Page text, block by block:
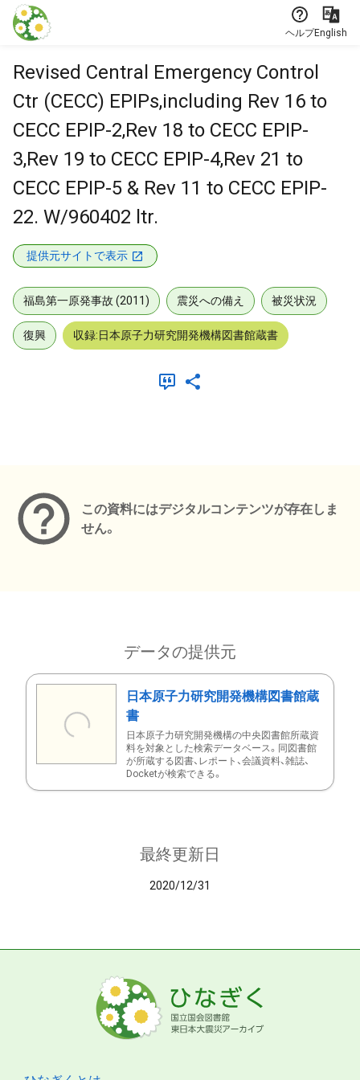
本文に飛ぶ
ヘルプEnglish
Revised Central Emergency Control
Ctr (CECC) EPIPs,including Rev 16 to
CECC EPIP-2,Rev 18 to CECC EPIP-
3,Rev 19 to CECC EPIP-4,Rev 21 to
CECC EPIP-5 & Rev 11 to CECC EPIP-
22. W/960402 ltr.
提供元サイトで表示
福島第一原発事故 (2011) 震災への備え 被災状況
復興 収録:日本原子力研究開発機構図書館蔵書
この資料にはデジタルコンテンツが存在しま
せん。
データの提供元
日本原子力研究開発機構図書館蔵
書
日本原子力研究開発機構の中央図書館所蔵資
料を対象とした検索データベース。同図書館
が所蔵する図書、レポート、会議資料、雑誌、
Docketが検索できる。
最終更新日
2020/12/31